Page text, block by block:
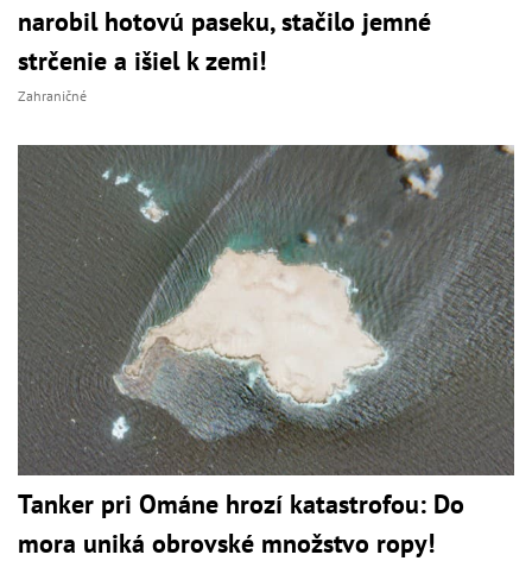
narobil hotovú paseku, stačilo jemné
strčenie a išiel k zemi!
Zahraničné
Tanker pri Ománe hrozí katastrofou: Do
mora uniká obrovské množstvo ropy!